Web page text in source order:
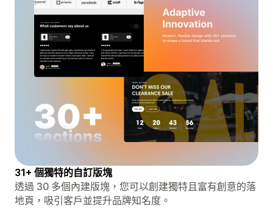
31+ 個獨特的自訂版塊
透過 30 多個內建版塊，您可以創建獨特且富有創意的落
地頁，吸引客戶並提升品牌知名度。